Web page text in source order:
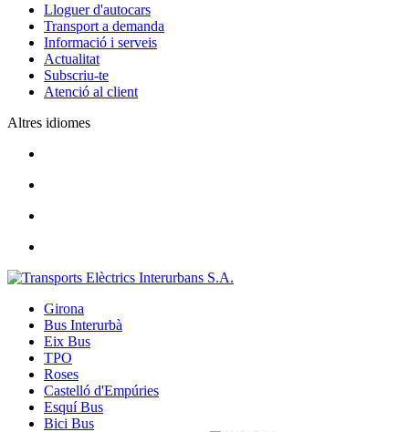
Lloguer d'autocars
Transport a demanda
Informació i serveis
Actualitat
Subscriu-te
Atenció al client
Altres idiomes
Girona
Bus Interurbà
Eix Bus
TPO
Roses
Castelló d'Empúries
Esquí Bus
Bici Bus